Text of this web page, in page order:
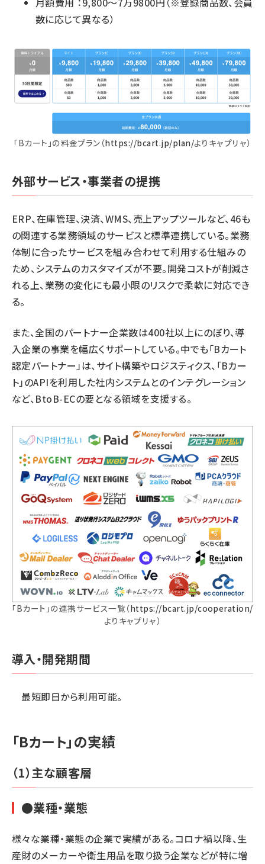
数に応じて異なる）
「Bカート」の料金プラン（https://bcart.jp/plan/よりキャプリャ）
外部サービス・事業者の提携
ERP、在庫管理、決済、WMS、売上アップツールなど、46も
の関連する業務領域のサービスと標準連携している。業務
体制に合ったサービスを組み合わせて利用する仕組みの
ため、システムのカスタマイズが不要。開発コストが削減さ
れる上、業務の変化にも最小限のリスクで柔軟に対応でき
る。
また、全国のパートナー企業数は400社以上にのぼり、導
入企業の事業を幅広くサポートしている。中でも「Bカート
認定パートナー」は、サイト構築やロジスティクス、「Bカー
ト」のAPIを利用した社内システムとのインテグレーション
など、BtoB-ECの要となる領域を支援する。
「Bカート」の連携サービス一覧（https://bcart.jp/cooperation/
よりキャプリャ）
導入・開発期間
最短即日から利用可能。
「Bカート」の実績
（1）主な顧客層
●業種・業態
様々な業種・業態の企業で実績がある。コロナ禍以降、生
産財のメーカーや衛生用品を取り扱う企業などが特に増